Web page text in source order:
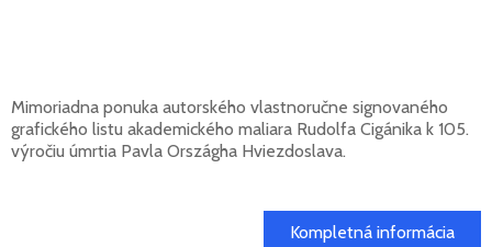
Mimoriadna ponuka autorského vlastnoručne signovaného
grafického listu akademického maliara Rudolfa Cigánika k 105.
výročiu úmrtia Pavla Országha Hviezdoslava.
Kompletná informácia